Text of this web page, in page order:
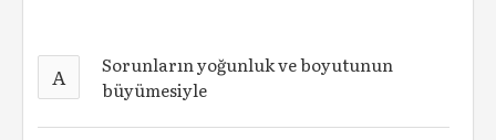
A
Sorunların yoğunluk ve boyutunun
büyümesiyle